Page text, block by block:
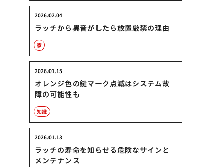
ラッチから異音がしたら放置厳禁の理由
2026.02.04
家
オレンジ色の鍵マーク点滅はシステム故
障の可能性も
2026.01.15
知識
ラッチの寿命を知らせる危険なサインと
メンテナンス
2026.01.13